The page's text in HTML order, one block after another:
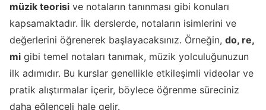
müzik teorisi ve notaların tanınması gibi konuları
kapsamaktadır. İlk derslerde, notaların isimlerini ve
değerlerini öğrenerek başlayacaksınız. Örneğin, do, re,
mi gibi temel notaları tanımak, müzik yolculuğunuzun
ilk adımıdır. Bu kurslar genellikle etkileşimli videolar ve
pratik alıştırmalar içerir, böylece öğrenme süreciniz
daha eğlenceli hale gelir.